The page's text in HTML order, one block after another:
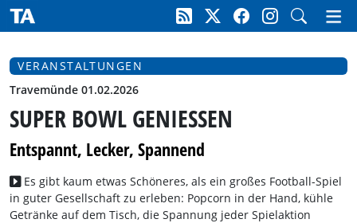
VERANSTALTUNGEN
Travemünde 01.02.2026
SUPER BOWL GENIESSEN
Entspannt, Lecker, Spannend
Es gibt kaum etwas Schöneres, als ein großes Football-Spiel
in guter Gesellschaft zu erleben: Popcorn in der Hand, kühle
Getränke auf dem Tisch, die Spannung jeder Spielaktion